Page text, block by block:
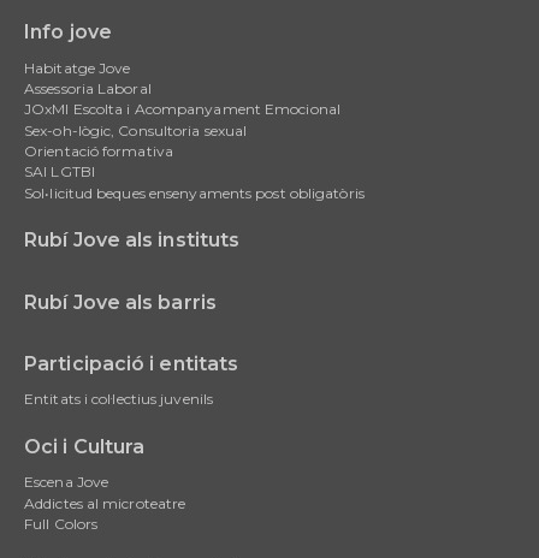
navigation
Info jove
Habitatge Jove
Assessoria Laboral
JOxMI Escolta i Acompanyament Emocional
Sex-oh-lògic, Consultoria sexual
Orientació formativa
SAI LGTBI
Sol•licitud beques ensenyaments post obligatòris
Rubí Jove als instituts
Rubí Jove als barris
Participació i entitats
Entitats i col·lectius juvenils
Oci i Cultura
Escena Jove
Addictes al microteatre
Full Colors